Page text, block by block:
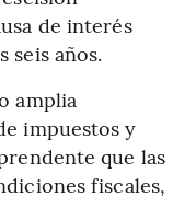
de interés
seis años.
amplia
impuestos y
que las
fiscales,